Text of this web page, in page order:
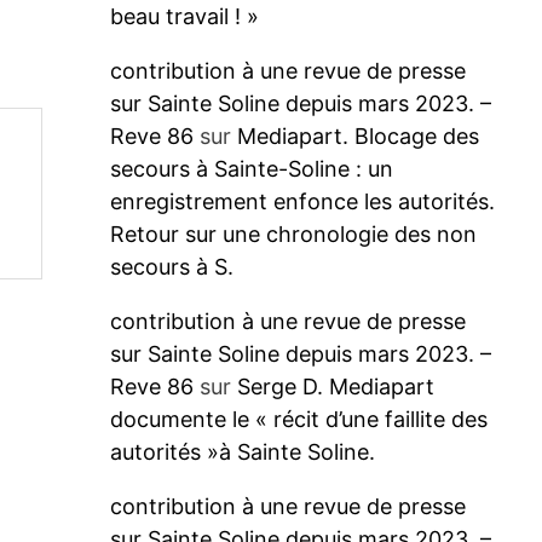
beau travail ! »
contribution à une revue de presse
sur Sainte Soline depuis mars 2023. –
Reve 86 sur Mediapart. Blocage des
secours à Sainte-Soline : un
enregistrement enfonce les autorités.
Retour sur une chronologie des non
secours à S.
contribution à une revue de presse
sur Sainte Soline depuis mars 2023. –
Reve 86 sur Serge D. Mediapart
documente le « récit d’une faillite des
autorités »à Sainte Soline.
contribution à une revue de presse